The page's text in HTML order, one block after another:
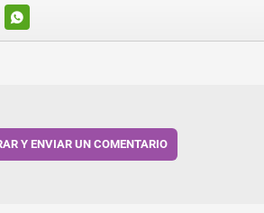
WHATSAPP
Y ENVIAR UN COMENTARIO